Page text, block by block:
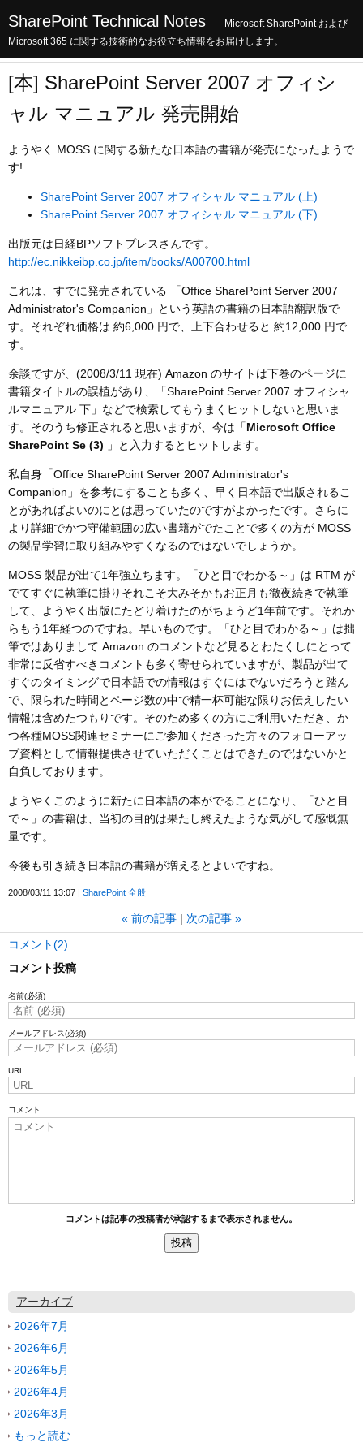
SharePoint Technical Notes
Microsoft SharePoint および
Microsoft 365 に関する技術的なお役立ち情報をお届けします。
[本] SharePoint Server 2007 オフィシ
ャル マニュアル 発売開始
ようやく MOSS に関する新たな日本語の書籍が発売になったようで
す!
SharePoint Server 2007 オフィシャル マニュアル (上)
SharePoint Server 2007 オフィシャル マニュアル (下)
出版元は日経BPソフトプレスさんです。
http://ec.nikkeibp.co.jp/item/books/A00700.html
これは、すでに発売されている 「Office SharePoint Server 2007
Administrator's Companion」という英語の書籍の日本語翻訳版で
す。それぞれ価格は 約6,000 円で、上下合わせると 約12,000 円で
す。
余談ですが、(2008/3/11 現在) Amazon のサイトは下巻のページに
書籍タイトルの誤植があり、「SharePoint Server 2007 オフィシャ
ルマニュアル 下」などで検索してもうまくヒットしないと思いま
す。そのうち修正されると思いますが、今は「Microsoft Office
SharePoint Se (3)
」と入力するとヒットします。
私自身「Office SharePoint Server 2007 Administrator's
Companion」を参考にすることも多く、早く日本語で出版されるこ
とがあればよいのにとは思っていたのですがよかったです。さらに
より詳細でかつ守備範囲の広い書籍がでたことで多くの方が MOSS
の製品学習に取り組みやすくなるのではないでしょうか。
MOSS 製品が出て1年強立ちます。「ひと目でわかる～」は RTM が
でてすぐに執筆に掛りそれこそ大みそかもお正月も徹夜続きで執筆
して、ようやく出版にたどり着けたのがちょうど1年前です。それか
らもう1年経つのですね。早いものです。「ひと目でわかる～」は拙
筆ではありまして Amazon のコメントなど見るとわたくしにとって
非常に反省すべきコメントも多く寄せられていますが、製品が出て
すぐのタイミングで日本語での情報はすぐにはでないだろうと踏ん
で、限られた時間とページ数の中で精一杯可能な限りお伝えしたい
情報は含めたつもりです。そのため多くの方にご利用いただき、か
つ各種MOSS関連セミナーにご参加くださった方々のフォローアッ
プ資料として情報提供させていただくことはできたのではないかと
自負しております。
ようやくこのように新たに日本語の本がでることになり、「ひと目
で～」の書籍は、当初の目的は果たし終えたような気がして感慨無
量です。
今後も引き続き日本語の書籍が増えるとよいですね。
2008/03/11 13:07 SharePoint 全般
« 前の記事 次の記事 »
コメント(2)
コメント投稿
名前(必須)
メールアドレス(必須)
URL
コメント
コメントは記事の投稿者が承認するまで表示されません。
アーカイブ
2026年7月
2026年6月
2026年5月
2026年4月
2026年3月
もっと読む